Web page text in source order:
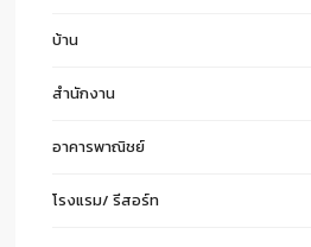
บ้าน
สำนักงาน
อาคารพาณิชย์
โรงแรม/ รีสอร์ท